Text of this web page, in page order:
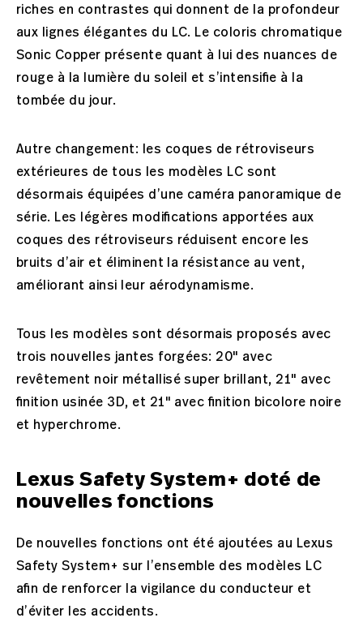
riches en contrastes qui donnent de la profondeur
aux lignes élégantes du LC. Le coloris chromatique
Sonic Copper présente quant à lui des nuances de
rouge à la lumière du soleil et s’intensifie à la
tombée du jour.
Autre changement: les coques de rétroviseurs
extérieures de tous les modèles LC sont
désormais équipées d’une caméra panoramique de
série. Les légères modifications apportées aux
coques des rétroviseurs réduisent encore les
bruits d’air et éliminent la résistance au vent,
améliorant ainsi leur aérodynamisme.
Tous les modèles sont désormais proposés avec
trois nouvelles jantes forgées: 20" avec
revêtement noir métallisé super brillant, 21" avec
finition usinée 3D, et 21" avec finition bicolore noire
et hyperchrome.
Lexus Safety System+ doté de
nouvelles fonctions
De nouvelles fonctions ont été ajoutées au Lexus
Safety System+ sur l’ensemble des modèles LC
afin de renforcer la vigilance du conducteur et
d’éviter les accidents.